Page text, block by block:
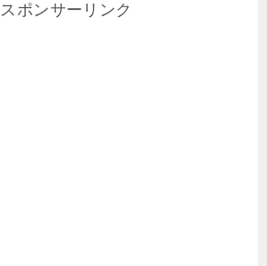
スポンサーリンク